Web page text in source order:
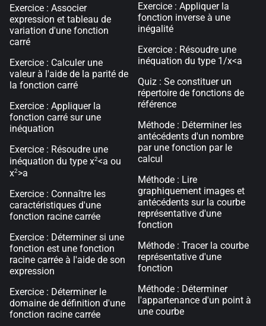
Exercice : Associer
expression et tableau de
variation d'une fonction
carré
Exercice : Calculer une
valeur à l'aide de la parité de
la fonction carré
Exercice : Appliquer la
fonction carré sur une
inéquation
Exercice : Résoudre une
inéquation du type x2<a ou
x2>a
Exercice : Connaître les
caractéristiques d'une
fonction racine carrée
Exercice : Déterminer si une
fonction est une fonction
racine carrée à l'aide de son
expression
Exercice : Déterminer le
domaine de définition d'une
fonction racine carrée
Exercice : Appliquer la
fonction inverse à une
inégalité
Exercice : Résoudre une
inéquation du type 1/x<a
Quiz : Se constituer un
répertoire de fonctions de
référence
Méthode : Déterminer les
antécédents d'un nombre
par une fonction par le
calcul
Méthode : Lire
graphiquement images et
antécédents sur la courbe
représentative d'une
fonction
Méthode : Tracer la courbe
représentative d'une
fonction
Méthode : Déterminer
l'appartenance d'un point à
une courbe